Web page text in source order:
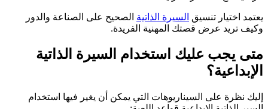
يعتمد اختيار تنسيق السيرة الذاتية الصحيح على الصناعة والدور
وكيف تريد عرض قصتك المهنية الفريدة.
متى يجب عليك استخدام السيرة الذاتية
الإبداعية؟
إليك نظرة على السيناريوهات التي يمكن أن يغير فيها استخدام